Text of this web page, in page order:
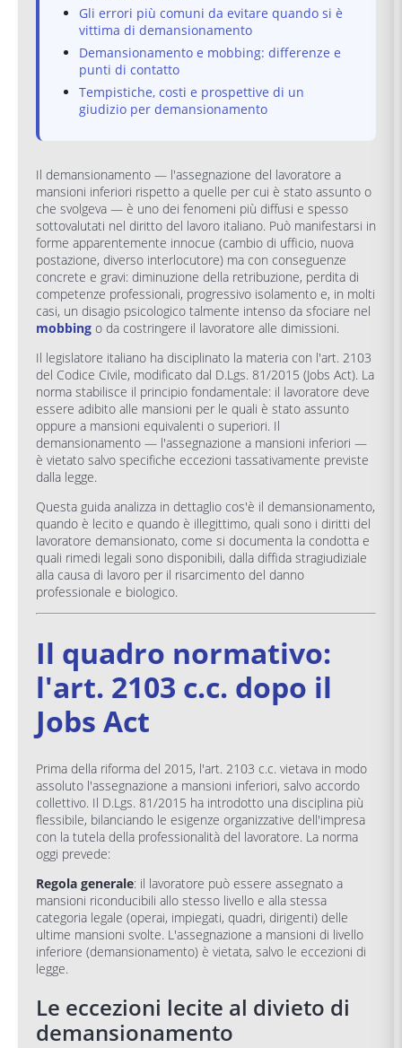
Gli errori più comuni da evitare quando si è
vittima di demansionamento
Demansionamento e mobbing: differenze e
punti di contatto
Tempistiche, costi e prospettive di un
giudizio per demansionamento
Il demansionamento — l'assegnazione del lavoratore a
mansioni inferiori rispetto a quelle per cui è stato assunto o
che svolgeva — è uno dei fenomeni più diffusi e spesso
sottovalutati nel diritto del lavoro italiano. Può manifestarsi in
forme apparentemente innocue (cambio di ufficio, nuova
postazione, diverso interlocutore) ma con conseguenze
concrete e gravi: diminuzione della retribuzione, perdita di
competenze professionali, progressivo isolamento e, in molti
casi, un disagio psicologico talmente intenso da sfociare nel
mobbing o da costringere il lavoratore alle dimissioni.
Il legislatore italiano ha disciplinato la materia con l'art. 2103
del Codice Civile, modificato dal D.Lgs. 81/2015 (Jobs Act). La
norma stabilisce il principio fondamentale: il lavoratore deve
essere adibito alle mansioni per le quali è stato assunto
oppure a mansioni equivalenti o superiori. Il
demansionamento — l'assegnazione a mansioni inferiori —
è vietato salvo specifiche eccezioni tassativamente previste
dalla legge.
Questa guida analizza in dettaglio cos'è il demansionamento,
quando è lecito e quando è illegittimo, quali sono i diritti del
lavoratore demansionato, come si documenta la condotta e
quali rimedi legali sono disponibili, dalla diffida stragiudiziale
alla causa di lavoro per il risarcimento del danno
professionale e biologico.
Il quadro normativo:
l'art. 2103 c.c. dopo il
Jobs Act
Prima della riforma del 2015, l'art. 2103 c.c. vietava in modo
assoluto l'assegnazione a mansioni inferiori, salvo accordo
collettivo. Il D.Lgs. 81/2015 ha introdotto una disciplina più
flessibile, bilanciando le esigenze organizzative dell'impresa
con la tutela della professionalità del lavoratore. La norma
oggi prevede:
Regola generale: il lavoratore può essere assegnato a
mansioni riconducibili allo stesso livello e alla stessa
categoria legale (operai, impiegati, quadri, dirigenti) delle
ultime mansioni svolte. L'assegnazione a mansioni di livello
inferiore (demansionamento) è vietata, salvo le eccezioni di
legge.
Le eccezioni lecite al divieto di
demansionamento